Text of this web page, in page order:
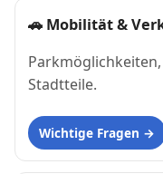
🚗 Mobilität &
Stadtteile.
Wichtige Fragen